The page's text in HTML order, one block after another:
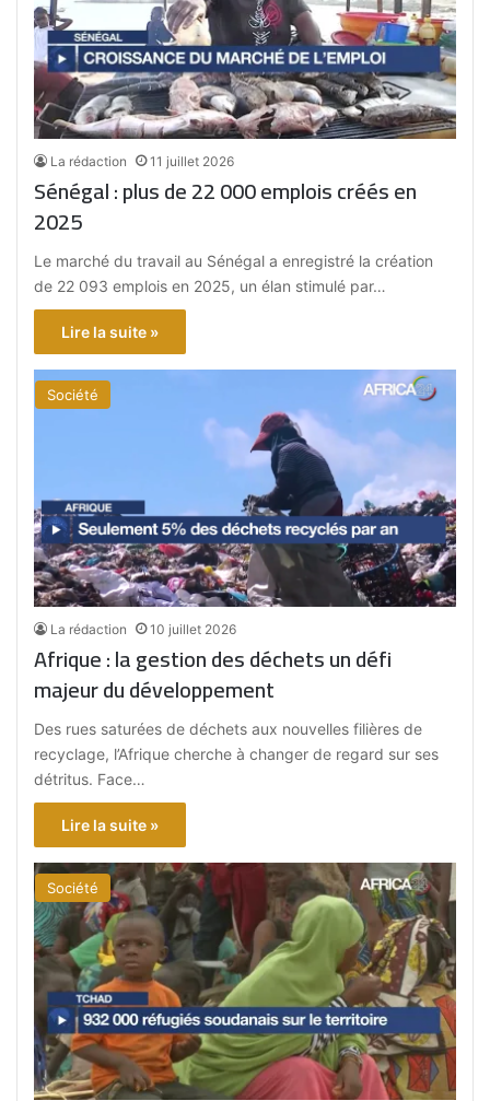
La rédaction 11 juillet 2026
Sénégal : plus de 22 000 emplois créés en
2025
Le marché du travail au Sénégal a enregistré la création
de 22 093 emplois en 2025, un élan stimulé par…
Lire la suite »
Société
La rédaction 10 juillet 2026
Afrique : la gestion des déchets un défi
majeur du développement
Des rues saturées de déchets aux nouvelles filières de
recyclage, l’Afrique cherche à changer de regard sur ses
détritus. Face…
Lire la suite »
Société